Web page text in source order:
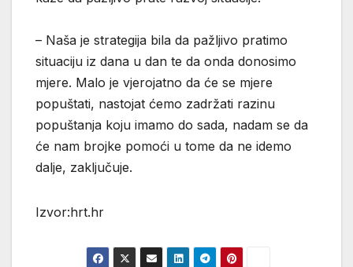
– Naša je strategija bila da pažljivo pratimo
situaciju iz dana u dan te da onda donosimo
mjere. Malo je vjerojatno da će se mjere
popuštati, nastojat ćemo zadržati razinu
popuštanja koju imamo do sada, nadam se da
će nam brojke pomoći u tome da ne idemo
dalje, zaključuje.
Izvor:hrt.hr